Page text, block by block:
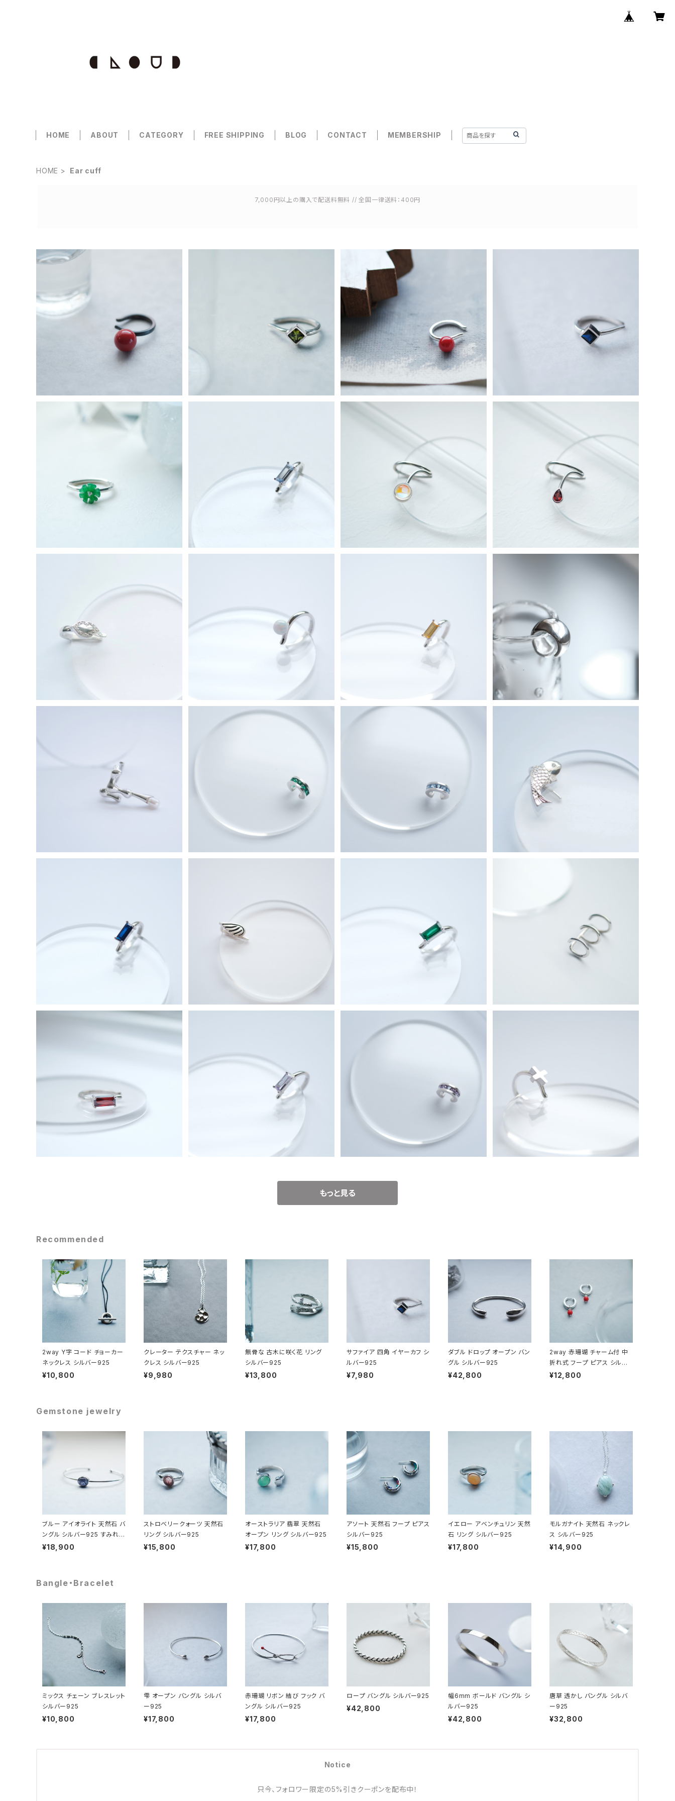
HOME ABOUT CATEGORY FREE SHIPPING BLOG CONTACT MEMBERSHIP
HOME Ear cuff
7,000円以上の購入で配送料無料 // 全国一律送料：400円
10mm 赤珊瑚 大粒 イヤーカフ シルバ
ー925 いぶし加工 レディース ユニセッ
クス
¥7,980
ペリドット 四角 イヤーカフ シルバー92
5 8月誕生石 レディース ユニセックス
¥7,980
赤珊瑚 イヤーカフ シルバー925
サファイア 四角 イヤーカフ シルバー92
¥7,980
¥10,800
ミニ アクアマリン スクエア イヤーカフ
シルバー925
¥7,980
オーロラ ストーン イヤーカフ シルバー
925
¥9,980
ガーネット しずく イヤーカフ シルバー9
25
¥9,980
唇 イヤーカフ シルバー925
¥10,800
プチ オパール イヤーカフ シルバー925
¥7,980
ミニ シトリン スクエア イヤーカフ シル
バー925
¥7,980
ワイド イヤーカフ シルバー925
¥18,900
メルティング パール イヤーカフ シルバ
ー925
¥15,800
¥5,990
鯛 イヤーカフ シルバー925
¥9,980
ミニ サファイア スクエア イヤーカフ シ
ルバー925
¥7,980
羽 ミニ イヤーカフ シルバー925
¥6,980
ミニ エメラルド スクエア イヤーカフ シ
ルバー925
¥7,980
3連 イヤーカフ シルバー925
¥7,980
ミニ ガーネット スクエア イヤーカフ シ
ルバー925
¥7,980
ラベンダーアメジスト イヤーカフ シル
バー925
¥7,980
2色 十字架 イヤーカフ シルバー925
もっと見る
Recommended
2way Y字 コード チョーカー
ネックレス シルバー925
¥10,800
クレーター テクスチャー ネッ
クレス シルバー925
¥9,980
無骨な 古木に咲く花 リング
シルバー925
¥13,800
サファイア 四角 イヤーカフ シ
ルバー925
¥7,980
ダブル ドロップ オープン バン
グル シルバー925
¥42,800
2way 赤珊瑚 チャーム付 中
折れ式 フープ ピアス シルバ
ー925
¥12,800
Gemstone jewelry
ブルー アイオライト 天然石 バ
ングル シルバー925 すみれ色
一粒 ブレスレット レディース
¥18,900
ストロベリークォーツ 天然石
リング シルバー925
¥15,800
オーストラリア 翡翠 天然石
オープン リング シルバー925
¥17,800
アソート 天然石 フープ ピアス
シルバー925
¥15,800
イエロー アベンチュリン 天然
石 リング シルバー925
¥17,800
モルガナイト 天然石 ネックレ
ス シルバー925
¥14,900
Bangle・Bracelet
ミックス チェーン ブレスレット
シルバー925
¥10,800
雫 オープン バングル シルバ
ー925
¥17,800
赤珊瑚 リボン 結び フック バ
ングル シルバー925
¥17,800
ロープ バングル シルバー925
¥42,800
幅6mm ボールド バングル シ
ルバー925
¥42,800
唐草 透かし バングル シルバ
ー925
¥32,800
Notice
只今、フォロワー限定の5%引きクーポンを配布中！